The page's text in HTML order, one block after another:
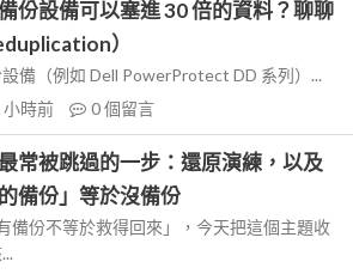
份設備可以塞進 30 倍的資料？聊聊
）
備（例如 Dell PowerProtect DD 系列）...
小時前 0個留言
常被跳過的一步：還原演練，以及
備份」等於沒備份
備份不等於救得回來」，今天把這個主題收